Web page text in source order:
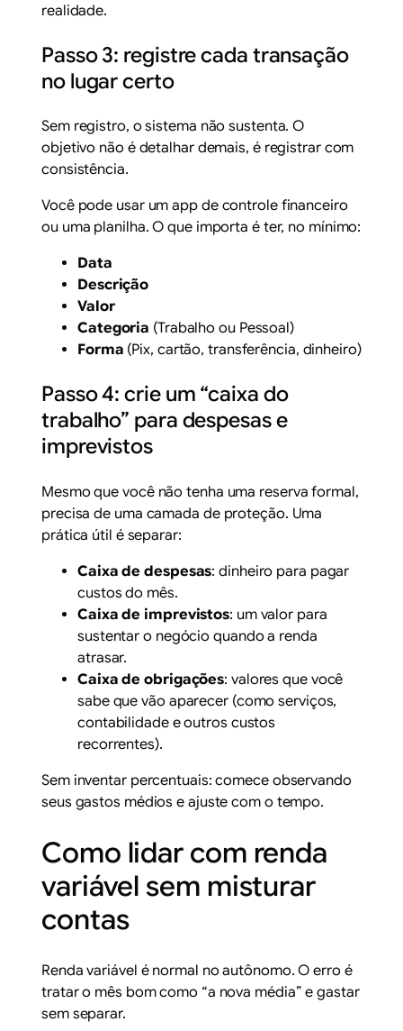
realidade.
Passo 3: registre cada transação
no lugar certo
Sem registro, o sistema não sustenta. O
objetivo não é detalhar demais, é registrar com
consistência.
Você pode usar um app de controle financeiro
ou uma planilha. O que importa é ter, no mínimo:
Data
Descrição
Valor
Categoria (Trabalho ou Pessoal)
Forma (Pix, cartão, transferência, dinheiro)
Passo 4: crie um “caixa do
trabalho” para despesas e
imprevistos
Mesmo que você não tenha uma reserva formal,
precisa de uma camada de proteção. Uma
prática útil é separar:
Caixa de despesas: dinheiro para pagar
custos do mês.
Caixa de imprevistos: um valor para
sustentar o negócio quando a renda
atrasar.
Caixa de obrigações: valores que você
sabe que vão aparecer (como serviços,
contabilidade e outros custos
recorrentes).
Sem inventar percentuais: comece observando
seus gastos médios e ajuste com o tempo.
Como lidar com renda
variável sem misturar
contas
Renda variável é normal no autônomo. O erro é
tratar o mês bom como “a nova média” e gastar
sem separar.